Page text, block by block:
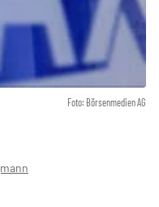
Foto: Börsenmedien AG